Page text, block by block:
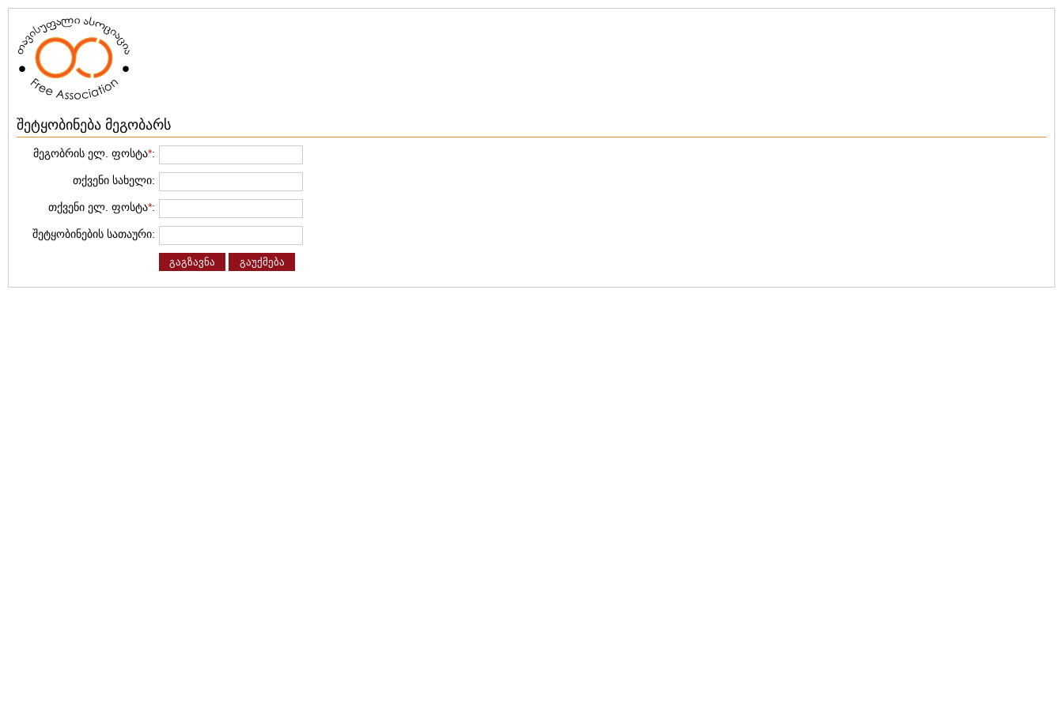
შეტყობინება მეგობარს
მეგობრის ელ. ფოსტა*:
თქვენი სახელი:
თქვენი ელ. ფოსტა*:
შეტყობინების სათაური:
გაგზავნა გაუქმება